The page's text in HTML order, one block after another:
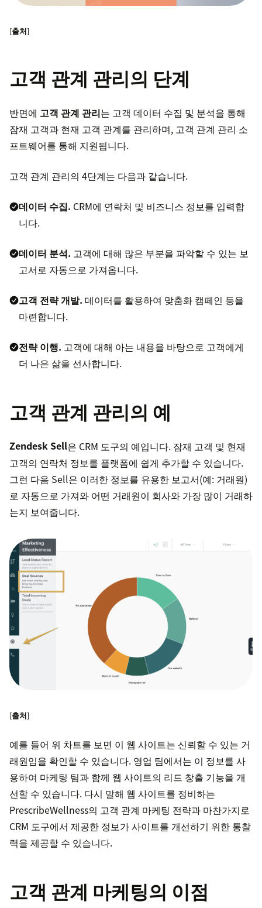
[출처]
고객 관계 관리의 단계
반면에 고객 관계 관리는 고객 데이터 수집 및 분석을 통해
잠재 고객과 현재 고객 관계를 관리하며, 고객 관계 관리 소
프트웨어를 통해 지원됩니다.
고객 관계 관리의 4단계는 다음과 같습니다.
데이터 수집. CRM에 연락처 및 비즈니스 정보를 입력합
니다.
데이터 분석. 고객에 대해 많은 부분을 파악할 수 있는 보
고서로 자동으로 가져옵니다.
고객 전략 개발. 데이터를 활용하여 맞춤화 캠페인 등을
마련합니다.
전략 이행. 고객에 대해 아는 내용을 바탕으로 고객에게
더 나은 삶을 선사합니다.
고객 관계 관리의 예
Zendesk Sell은 CRM 도구의 예입니다. 잠재 고객 및 현재
고객의 연락처 정보를 플랫폼에 쉽게 추가할 수 있습니다.
그런 다음 Sell은 이러한 정보를 유용한 보고서(예: 거래원)
로 자동으로 가져와 어떤 거래원이 회사와 가장 많이 거래하
는지 보여줍니다.
[출처]
예를 들어 위 차트를 보면 이 웹 사이트는 신뢰할 수 있는 거
래원임을 확인할 수 있습니다. 영업 팀에서는 이 정보를 사
용하여 마케팅 팀과 함께 웹 사이트의 리드 창출 기능을 개
선할 수 있습니다. 다시 말해 웹 사이트를 정비하는
PrescribeWellness의 고객 관계 마케팅 전략과 마찬가지로
CRM 도구에서 제공한 정보가 사이트를 개선하기 위한 통찰
력을 제공할 수 있습니다.
고객 관계 마케팅의 이점